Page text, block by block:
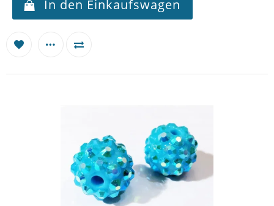
In den Einkaufswagen